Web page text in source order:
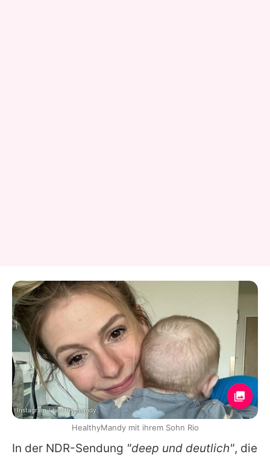
In der NDR-Sendung "deep und deutlich", die
Instagram / healthy_mandy
HealthyMandy mit ihrem Sohn Rio